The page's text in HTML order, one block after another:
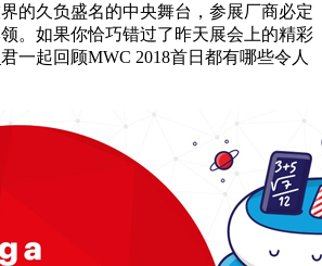
的久负盛名的中央舞台，参展厂商必定
。如果你恰巧错过了昨天展会上的精彩
君一起回顾MWC 2018首日都有哪些令人